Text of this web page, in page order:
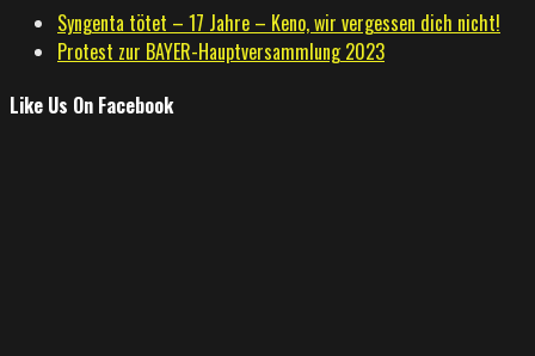
Syngenta tötet – 17 Jahre – Keno, wir vergessen dich nicht!
Protest zur BAYER-Hauptversammlung 2023
Like Us On Facebook